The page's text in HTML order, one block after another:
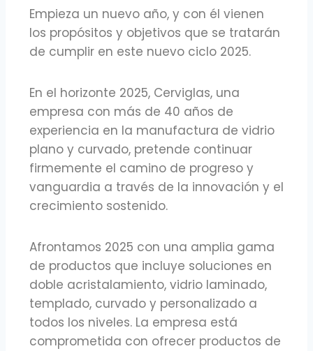
Empieza un nuevo año, y con él vienen
los propósitos y objetivos que se tratarán
de cumplir en este nuevo ciclo 2025.
En el horizonte 2025, Cerviglas, una
empresa con más de 40 años de
experiencia en la manufactura de vidrio
plano y curvado, pretende continuar
firmemente el camino de progreso y
vanguardia a través de la innovación y el
crecimiento sostenido.
Afrontamos 2025 con una amplia gama
de productos que incluye soluciones en
doble acristalamiento, vidrio laminado,
templado, curvado y personalizado a
todos los niveles. La empresa está
comprometida con ofrecer productos de